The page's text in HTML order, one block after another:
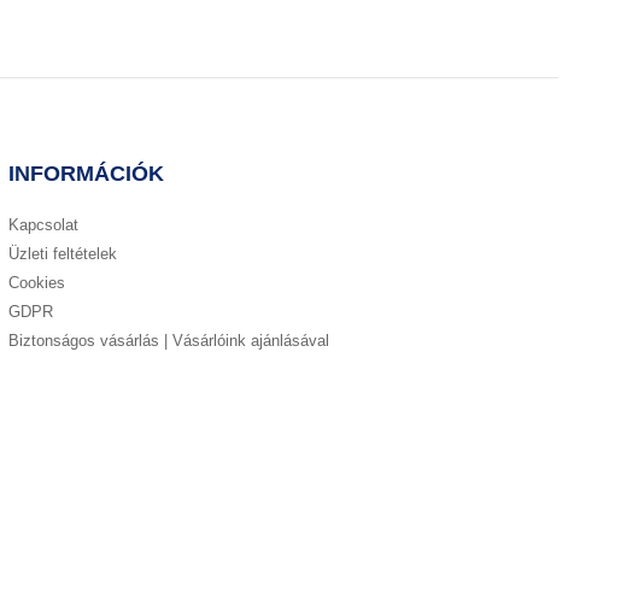
INFORMÁCIÓK
Kapcsolat
Üzleti feltételek
Cookies
GDPR
Biztonságos vásárlás | Vásárlóink ajánlásával